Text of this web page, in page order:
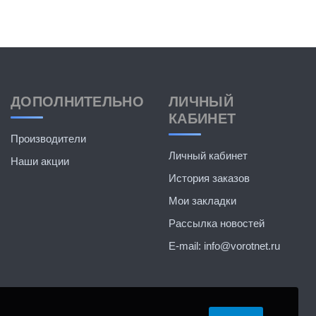
ДОПОЛНИТЕЛЬНО
Производители
Наши акции
ЛИЧНЫЙ
КАБИНЕТ
Личный кабинет
История заказов
Мои закладки
Рассылка новостей
E-mail: info@vorotnet.ru